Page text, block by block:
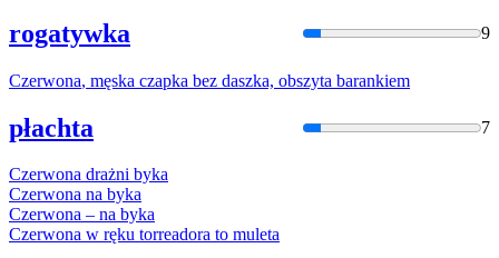
rogatywka 9
Czerwona, męska czapka bez daszka, obszyta barankiem
płachta 7
Czerwona drażni byka
Czerwona na byka
Czerwona – na byka
Czerwona w ręku torreadora to muleta